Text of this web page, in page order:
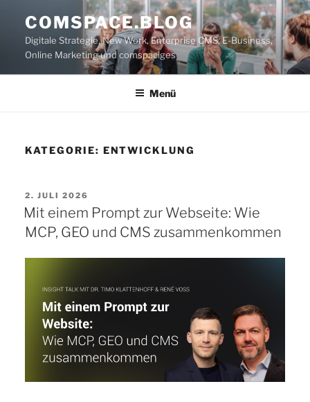
Inhalt
springen
COMSPACE.BLOG
Digitale Strategie, New Work, Enterprise CMS, E-Business,
Online Marketing und comspaciges
Menü
KATEGORIE: ENTWICKLUNG
VERÖFFENTLICHT
AM
2. JULI 2026
Mit einem Prompt zur Webseite: Wie
MCP, GEO und CMS zusammenkommen